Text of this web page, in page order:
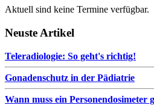
Aktuell sind keine Termine verfügbar.
Neuste Artikel
Teleradiologie: So geht's richtig!
Gonadenschutz in der Pädiatrie
Wann muss ein Personendosimeter